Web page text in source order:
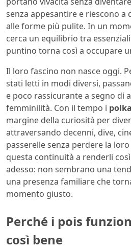
senza appesantire e riescono a
alle forme più pulite. In un
cerca un equilibrio tra
puntino torna così a occupare
Il loro fascino non nasce oggi.
stati letti in modi diversi,
e poco rassicurante a segno di
femminilità. Con il tempo i
margine della curiosità per
attraversando decenni, dive,
passerelle senza perdere la
questa continuità a renderli
adesso: non sembrano una
una presenza familiare che
momento giusto.
Perché i pois
così bene